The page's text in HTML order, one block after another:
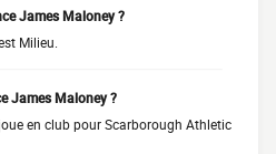
James Maloney ?
Milieu.
James Maloney ?
en club pour Scarborough Athletic